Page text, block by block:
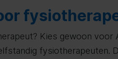
Kies gewoon voor
fysiotherapeuten.